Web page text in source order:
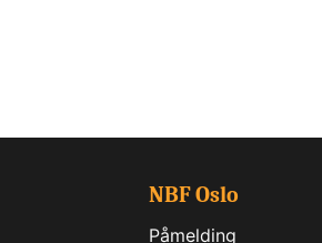
NBF Oslo
Påmelding